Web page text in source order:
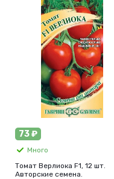
73 ₽
Много
Томат Верлиока F1, 12 шт.
Авторские семена.